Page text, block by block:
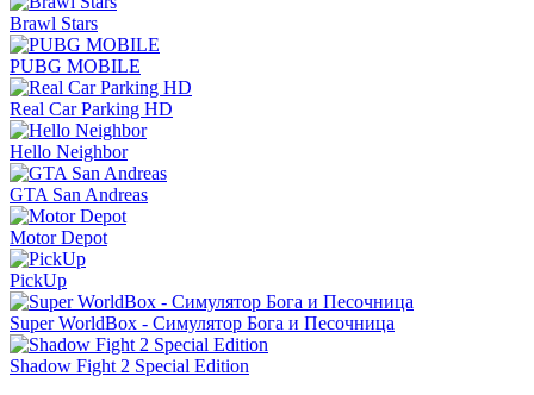
Brawl Stars
PUBG MOBILE
Real Car Parking HD
Hello Neighbor
GTA San Andreas
Motor Depot
PickUp
Super WorldBox - Симулятор Бога и Песочница
Shadow Fight 2 Special Edition